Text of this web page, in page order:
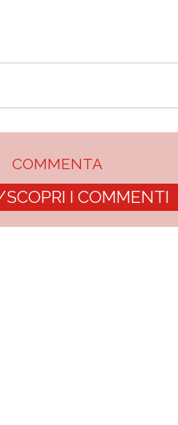
COMMENTA
I COMMENTI